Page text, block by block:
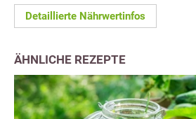
Detaillierte Nährwertinfos
ÄHNLICHE REZEPTE